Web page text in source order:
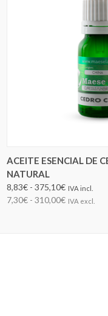
ELEGIR
ACEITE ESENCIAL DE
NATURAL
8,83€ - 375,10€ IVA incl.
7,30€ - 310,00€ IVA excl.